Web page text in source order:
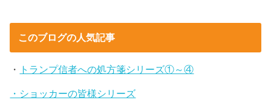
このブログの人気記事
・ トランプ信者への処方箋シリーズ①～④
・ショッカーの皆様シリーズ